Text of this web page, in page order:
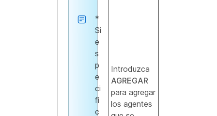
*
Si
e
s
p
e
ci
fi
c
Introduzca
AGREGAR
para agregar
los agentes